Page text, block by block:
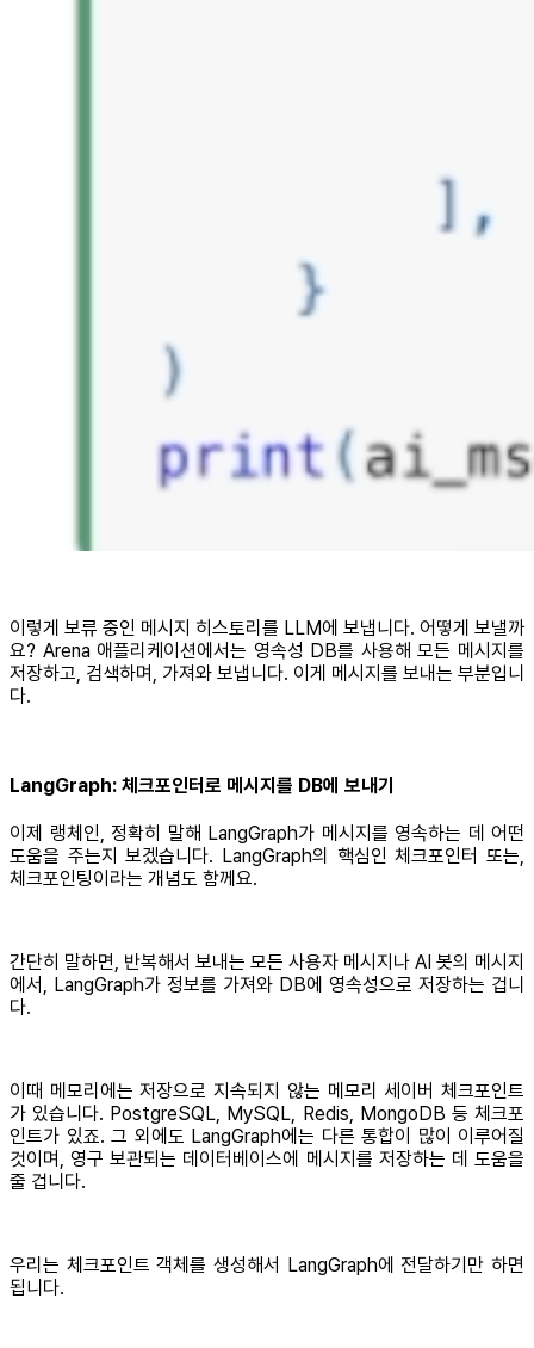
이렇게 보류 중인 메시지 히스토리를 LLM에 보냅니다. 어떻게 보낼까
요? Arena 애플리케이션에서는 영속성 DB를 사용해 모든 메시지를
저장하고, 검색하며, 가져와 보냅니다. 이게 메시지를 보내는 부분입니
다.
LangGraph: 체크포인터로 메시지를 DB에 보내기
이제 랭체인, 정확히 말해 LangGraph가 메시지를 영속하는 데 어떤
도움을 주는지 보겠습니다. LangGraph의 핵심인 체크포인터 또는,
체크포인팅이라는 개념도 함께요.
간단히 말하면, 반복해서 보내는 모든 사용자 메시지나 AI 봇의 메시지
에서, LangGraph가 정보를 가져와 DB에 영속성으로 저장하는 겁니
다.
이때 메모리에는 저장으로 지속되지 않는 메모리 세이버 체크포인트
가 있습니다. PostgreSQL, MySQL, Redis, MongoDB 등 체크포
인트가 있죠. 그 외에도 LangGraph에는 다른 통합이 많이 이루어질
것이며, 영구 보관되는 데이터베이스에 메시지를 저장하는 데 도움을
줄 겁니다.
우리는 체크포인트 객체를 생성해서 LangGraph에 전달하기만 하면
됩니다.